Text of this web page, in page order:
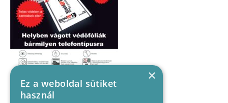
×
Ez a weboldal sütiket
használ